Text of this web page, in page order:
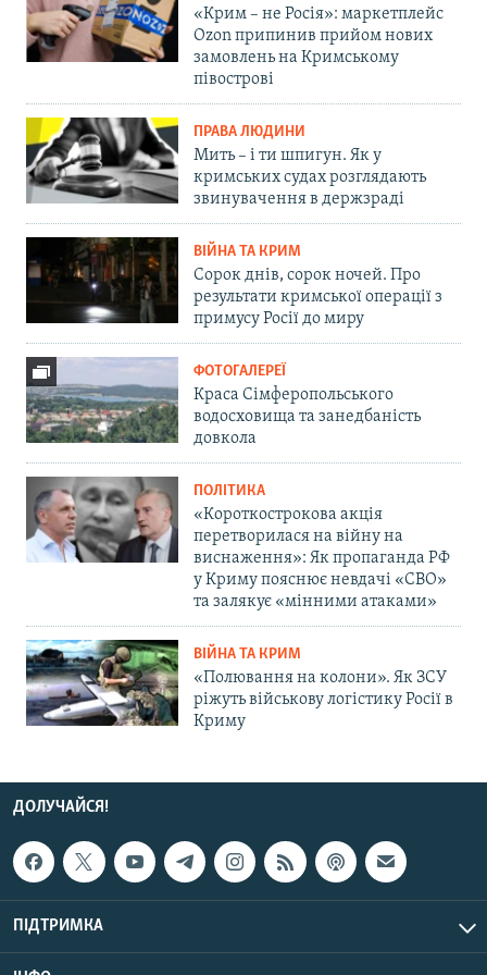
«Крим – не Росія»: маркетплейс
Ozon припинив прийом нових
замовлень на Кримському
півострові
ПРАВА ЛЮДИНИ
Мить – і ти шпигун. Як у
кримських судах розглядають
звинувачення в держзраді
ВІЙНА ТА КРИМ
Сорок днів, сорок ночей. Про
результати кримської операції з
примусу Росії до миру
ФОТОГАЛЕРЕЇ
Краса Сімферопольського
водосховища та занедбаність
довкола
ПОЛІТИКА
«Короткострокова акція
перетворилася на війну на
виснаження»: Як пропаганда РФ
у Криму пояснює невдачі «СВО»
та залякує «мінними атаками»
ВІЙНА ТА КРИМ
«Полювання на колони». Як ЗСУ
ріжуть військову логістику Росії в
Криму
ДОЛУЧАЙСЯ!
ПІДТРИМКА